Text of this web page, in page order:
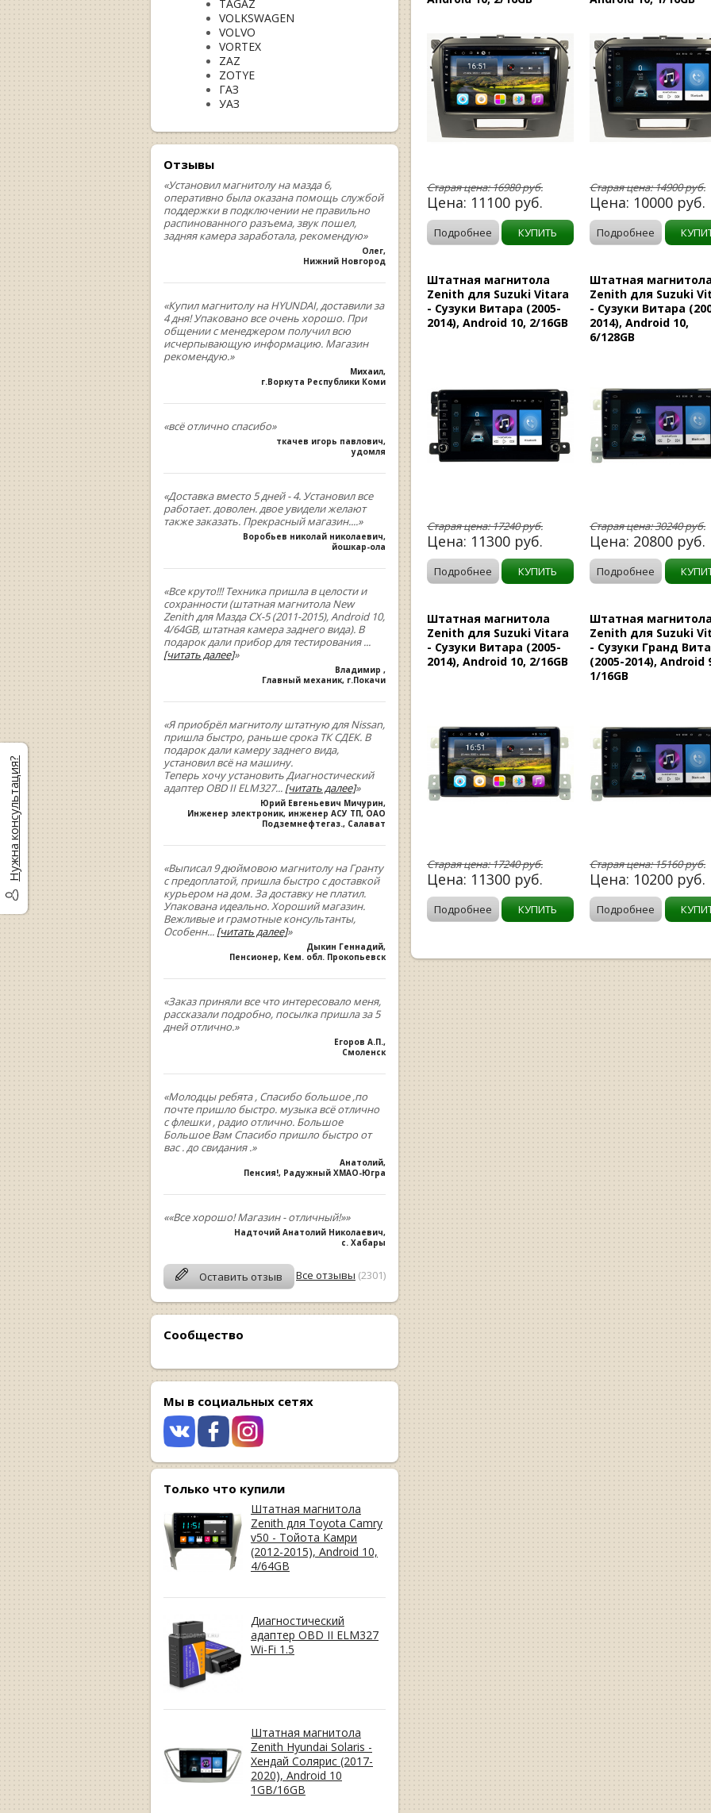
TAGAZ
VOLKSWAGEN
VOLVO
VORTEX
ZAZ
ZOTYE
ГАЗ
УАЗ
Отзывы
«Установил магнитолу на мазда 6,
оперативно была оказана помощь службой
поддержки в подключении не правильно
распинованного разъема, звук пошел,
задняя камера заработала, рекомендую»
Олег,
Нижний Новгород
«Купил магнитолу на HYUNDAI, доставили за
4 дня! Упаковано все очень хорошо. При
общении с менеджером получил всю
исчерпывающую информацию. Магазин
рекомендую.»
Михаил,
г.Воркута Республики Коми
«всё отлично спасибо»
ткачев игорь павлович,
удомля
«Доставка вместо 5 дней - 4. Установил все
работает. доволен. двое увидели желают
также заказать. Прекрасный магазин....»
Воробьев николай николаевич,
йошкар-ола
«Все круто!!! Техника пришла в целости и
сохранности (штатная магнитола New
Zenith для Мазда СХ-5 (2011-2015), Android 10,
4/64GB, штатная камера заднего вида). В
подарок дали прибор для тестирования...
[читать далее]»
Владимир ,
Главный механик, г.Покачи
«Я приобрёл магнитолу штатную для Nissan,
пришла быстро, раньше срока ТК СДЕК. В
подарок дали камеру заднего вида,
установил всё на машину.
Теперь хочу установить Диагностический
адаптер OBD II ELM327... [читать далее]»
Юрий Евгеньевич Мичурин,
Инженер электроник, инженер АСУ ТП, ОАО
Подземнефтегаз., Салават
«Выписал 9 дюймовою магнитолу на Гранту
с предоплатой, пришла быстро с доставкой
курьером на дом. За доставку не платил.
Упакована идеально. Хороший магазин.
Вежливые и грамотные консультанты,
Особенн... [читать далее]»
Дыкин Геннадий,
Пенсионер, Кем. обл. Прокопьевск
«Заказ приняли все что интересовало меня,
рассказали подробно, посылка пришла за 5
дней отлично.»
Егоров А.П.,
Смоленск
«Молодцы ребята , Спасибо большое ,по
почте пришло быстро. музыка всё отлично
с флешки , радио отлично. Большое
Большое Вам Спасибо пришло быстро от
вас . до свидания .»
Анатолий,
Пенсия!, Радужный ХМАО-Югра
««Все хорошо! Магазин - отличный!»»
Надточий Анатолий Николаевич,
с. Хабары
Оставить отзыв Все отзывы (2301)
Сообщество
Мы в социальных сетях
Только что купили
Штатная магнитола
Zenith для Toyota Camry
v50 - Тойота Камри
(2012-2015), Android 10,
4/64GB
Диагностический
адаптер OBD II ELM327
Wi-Fi 1.5
Штатная магнитола
Zenith Hyundai Solaris -
Хендай Солярис (2017-
2020), Android 10
1GB/16GB
Старая цена:16980руб.
Цена: 11100 руб.
Подробнее КУПИТЬ
Старая цена:14900руб.
Цена: 10000 руб.
Подробнее
Штатная магнитола
Zenith для Suzuki Vitara
- Сузуки Витара (2005-
2014), Android 10, 2/16GB
Старая цена:17240руб.
Цена: 11300 руб.
Подробнее КУПИТЬ
Штатная
Zenith для Suzuki
- Сузуки Витара
2014), Android 10,
6/128GB
Старая цена:30240руб.
Цена: 20800 руб.
Подробнее
Штатная магнитола
Zenith для Suzuki Vitara
- Сузуки Витара (2005-
2014), Android 10, 2/16GB
Старая цена:17240руб.
Цена: 11300 руб.
Подробнее КУПИТЬ
Штатная
Zenith для Suzuki
- Сузуки Гранд
(2005-2014), Android
1/16GB
Старая цена:15160руб.
Цена: 10200 руб.
Подробнее
Нужна консультация?